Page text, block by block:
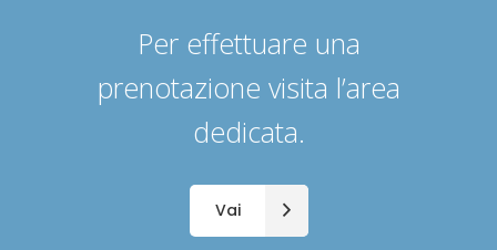
Per effettuare una
prenotazione visita l’area
dedicata.
Vai